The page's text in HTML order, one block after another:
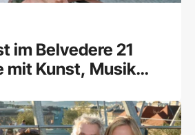
im Belvedere 21
mit Kunst, Musik